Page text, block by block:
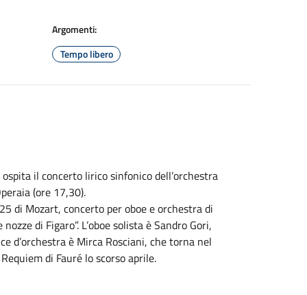
Argomenti:
Tempo libero
il concerto lirico sinfonico dell’orchestra
(ore 17,30).
di Mozart, concerto per oboe e orchestra di
di Figaro”. L’oboe solista è Sandro Gori,
d’orchestra è Mirca Rosciani, che torna nel
di Fauré lo scorso aprile.